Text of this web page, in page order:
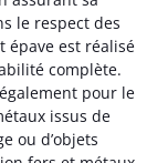
le respect des
épave est réalisé
complète.
pour le
issus de
ou d’objets